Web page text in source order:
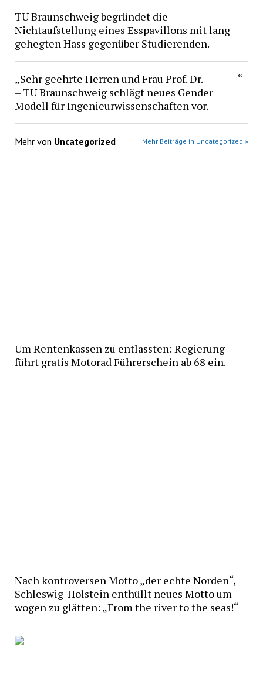
TU Braunschweig begründet die
Nichtaufstellung eines Esspavillons mit lang
gehegten Hass gegenüber Studierenden.
„Sehr geehrte Herren und Frau Prof. Dr. ________“
– TU Braunschweig schlägt neues Gender
Modell für Ingenieurwissenschaften vor.
Mehr von Uncategorized Mehr Beiträge in Uncategorized »
Um Rentenkassen zu entlassten: Regierung
führt gratis Motorad Führerschein ab 68 ein.
Nach kontroversen Motto „der echte Norden“,
Schleswig-Holstein enthüllt neues Motto um
wogen zu glätten: „From the river to the seas!“